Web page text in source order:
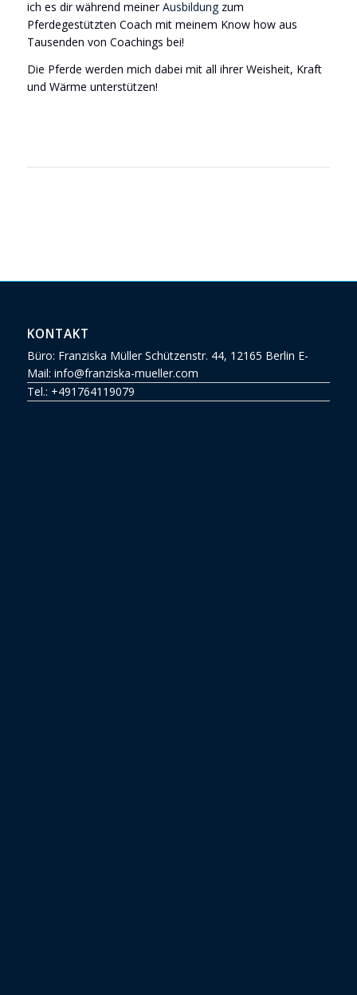
ich es dir während meinerAusbildungzum
Pferdegestützten Coach mit meinem Know how aus
Tausenden von Coachings bei!
Die Pferde werden mich dabei mit all ihrer Weisheit, Kraft
und Wärme unterstützen!
KONTAKT
Büro: Franziska Müller Schützenstr. 44, 12165 Berlin E-
Mail: info@franziska-mueller.com
Tel.: +491764119079